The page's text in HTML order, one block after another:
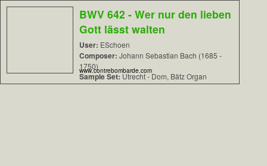
BWV 642 - Wer nur den lieben
Gott lässt walten
User: ESchoen
Composer: Johann Sebastian Bach (1685 -
1750)
Sample Set:Utrecht - Dom, Bätz Organ
www.contrebombarde.com